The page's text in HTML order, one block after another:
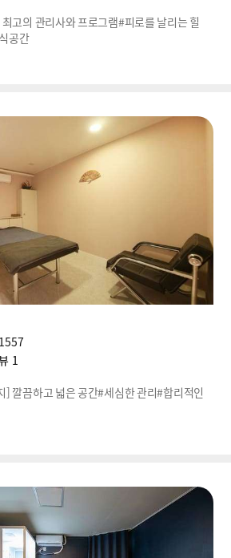
고의 관리사와 프로그램#피로를 날리는 힐
공간
1
] 깔끔하고 넓은 공간#세심한 관리#합리적인